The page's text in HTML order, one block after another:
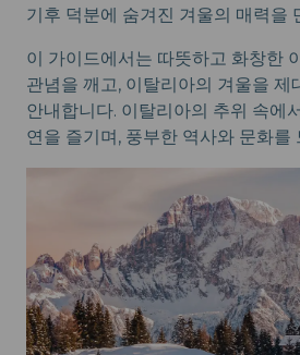
기후 덕분에 숨겨진 겨울의 매력을
이 가이드에서는 따뜻하고 화창한
관념을 깨고, 이탈리아의 겨울을 제
안내합니다. 이탈리아의 추위 속에
연을 즐기며, 풍부한 역사와 문화를